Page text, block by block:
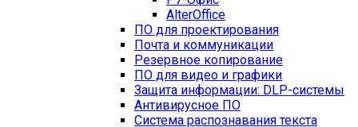
AlterOffice
ПО для проектирования
Почта и коммуникации
Резервное копирование
ПО для видео и графики
Защита информации: DLP-системы
Антивирусное ПО
Система распознавания текста